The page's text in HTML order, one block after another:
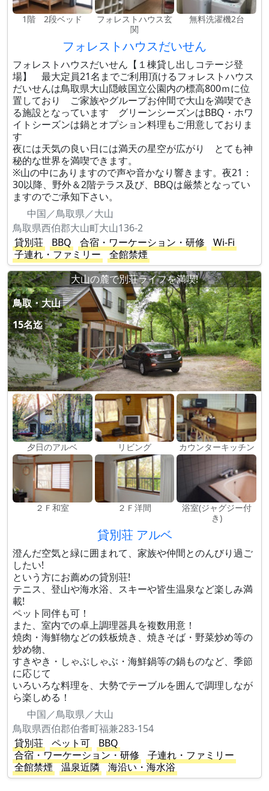
1階 2段ベッド
フォレストハウス玄
関
無料洗濯機2台
フォレストハウスだいせん
フォレストハウスだいせん【１棟貸し出しコテージ登
場】 最大定員21名までご利用頂けるフォレストハウス
だいせんは鳥取県大山隠岐国立公園内の標高800ｍに位
置しており ご家族やグループお仲間で大山を満喫でき
る施設となっています グリーンシーズンはBBQ・ホワ
イトシーズンは鍋とオプション料理もご用意しておりま
す
夜には天気の良い日には満天の星空が広がり とても神
秘的な世界を満喫できます。
※山の中にありますので声や音かなり響きます。夜21：
30以降、野外＆2階テラス及び、BBQは厳禁となってい
ますのでご承知下さい。
中国／鳥取県／大山
鳥取県西伯郡大山町大山136-2
貸別荘
BBQ 合宿・ワーケーション・研修
Wi-Fi
子連れ・ファミリー
全館禁煙
大山の麓で別荘ライフを満喫!
鳥取・大山
15名迄
夕日のアルベ リビング カウンターキッチン
２Ｆ和室 ２Ｆ洋間
浴室(ジャグジー付
き)
貸別荘 アルベ
澄んだ空気と緑に囲まれて、家族や仲間とのんびり過ご
したい!
という方にお薦めの貸別荘!
テニス、登山や海水浴、スキーや皆生温泉など楽しみ満
載!
ペット同伴も可！
また、室内での卓上調理器具を複数用意！
焼肉・海鮮物などの鉄板焼き、焼きそば・野菜炒め等の
炒め物、
すきやき・しゃぶしゃぶ・海鮮鍋等の鍋ものなど、季節
に応じて
いろいろな料理を、大勢でテーブルを囲んで調理しなが
ら楽しめる！
中国／鳥取県／大山
鳥取県西伯郡伯耆町福兼283-154
貸別荘
ペット可
BBQ
合宿・ワーケーション・研修
子連れ・ファミリー
全館禁煙
温泉近隣 海沿い・海水浴